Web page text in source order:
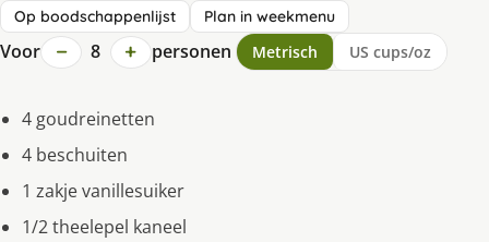
Op boodschappenlijst Plan in weekmenu
Voor − 8 + personen Metrisch US cups/oz
4 goudreinetten
4 beschuiten
1 zakje vanillesuiker
1/2 theelepel kaneel